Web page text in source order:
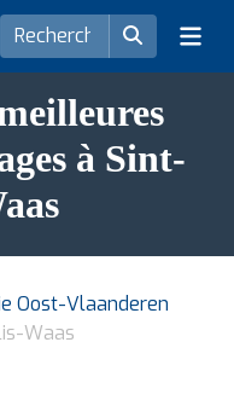
à Sint-
Oost-Vlaanderen
Waas